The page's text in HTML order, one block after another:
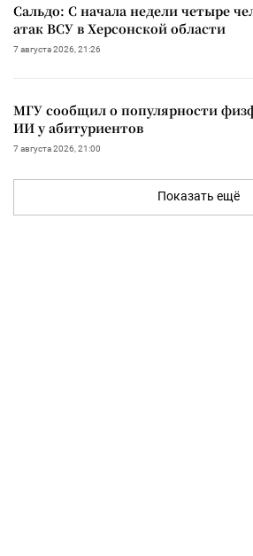
Сальдо: С начала недели четыре
атак ВСУ в Херсонской области
7 августа 2026, 21:26
МГУ сообщил о популярности
ИИ у абитуриентов
7 августа 2026, 21:00
Показать ещё